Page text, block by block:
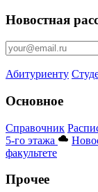
Новостная
Абитуриенту
Основное
Справочник
5-го этажа
факультете
Прочее